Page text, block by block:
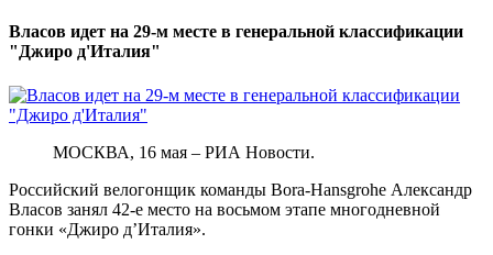
Власов идет на 29-м месте в генеральной классификации
"Джиро д'Италия"
МОСКВА, 16 мая – РИА Новости.
Российский велогонщик команды Bora-Hansgrohe Александр
Власов занял 42-е место на восьмом этапе многодневной
гонки «Джиро д’Италия».